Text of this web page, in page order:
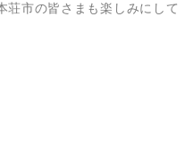
荘市の皆さまも楽しみにして